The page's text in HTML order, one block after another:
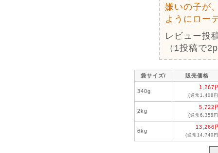
嫌いの子が
ようにロー
レビュー投
（1投稿で
袋サイズ/ 販売価格
340g
1,267
(通常1,408
2kg
5,722
(通常6,358
6kg
13,266
(通常14,740